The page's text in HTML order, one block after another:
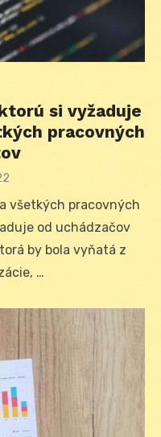
si vyžaduje
pracovných
všetkých pracovných
od uchádzačov
by bola vyňatá z
…